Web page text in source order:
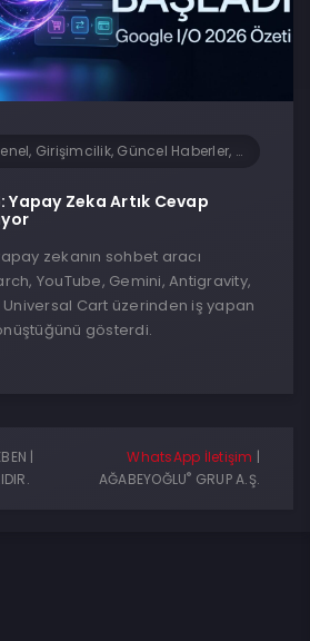
Girişimcilik, Güncel Haberler, Teknoloji, Yapay Zeka, Yazılım
Zeka Artık Cevap
zekanın sohbet aracı
YouTube, Gemini, Antigravity,
Universal Cart üzerinden iş yapan
gösterdi.
|
WhatsApp İletişim |
AĞABEYOĞLU® GRUP A.Ş.